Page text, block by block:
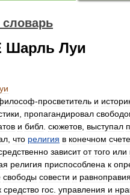
словарь
Луи
-просветитель и
пропагандировал
и библ сюжетов выступал
что религия в конечном счете
зависит от того или
религия приспособлена к
свободы совести и равноправия
средство гос управления и